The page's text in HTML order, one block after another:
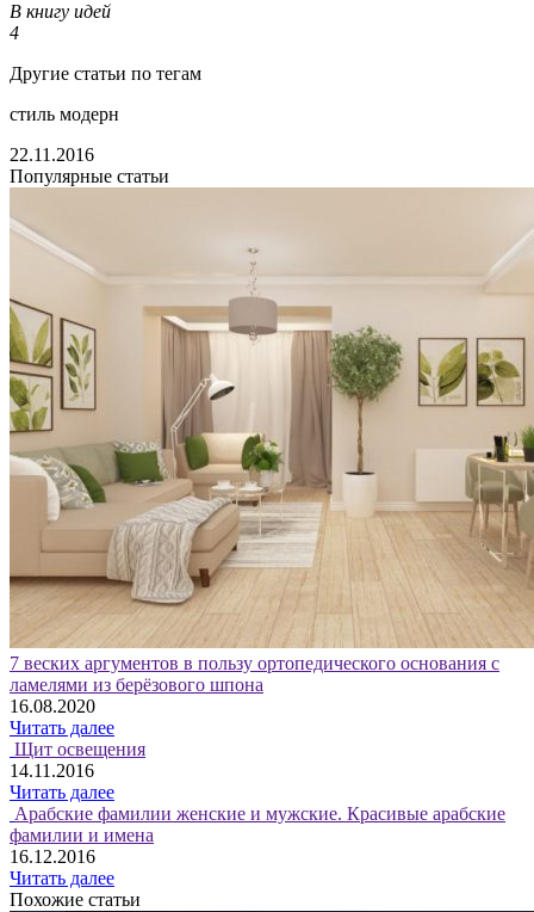
В книгу идей
4
Другие статьи по тегам
стиль модерн
22.11.2016
Популярные статьи
7 веских аргументов в пользу ортопедического основания с
ламелями из берёзового шпона
16.08.2020
Читать далее
Щит освещения
14.11.2016
Читать далее
Арабские фамилии женские и мужские. Красивые арабские
фамилии и имена
16.12.2016
Читать далее
Похожие статьи